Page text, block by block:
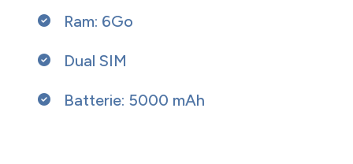
Ram: 6Go
Dual SIM
Batterie: 5000 mAh